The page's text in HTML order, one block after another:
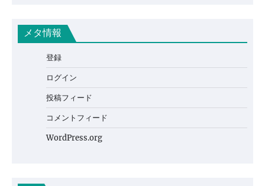
メタ情報
登録
ログイン
投稿フィード
コメントフィード
WordPress.org